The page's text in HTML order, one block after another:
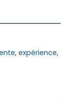
, expérience,